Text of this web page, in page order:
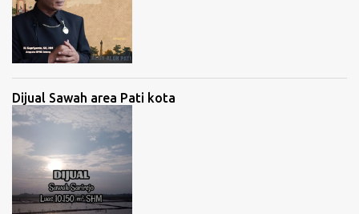
Dijual Sawah area Pati kota